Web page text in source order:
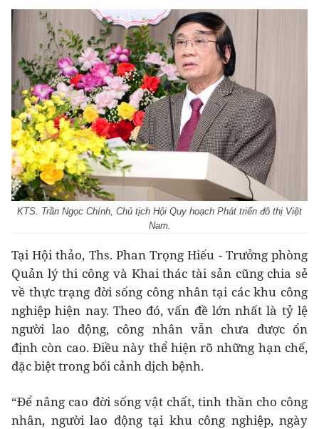
KTS. Trần Ngọc Chính, Chủ tịch Hội Quy hoạch Phát triển đô thị Việt
Nam.
Tại Hội thảo, Ths. Phan Trọng Hiếu - Trưởng phòng
Quản lý thi công và Khai thác tài sản cũng chia sẻ
về thực trạng đời sống công nhân tại các khu công
nghiệp hiện nay. Theo đó, vấn đề lớn nhất là tỷ lệ
người lao động, công nhân vẫn chưa được ổn
định còn cao. Điều này thể hiện rõ những hạn chế,
đặc biệt trong bối cảnh dịch bệnh.
“Để nâng cao đời sống vật chất, tinh thần cho công
nhân, người lao động tại khu công nghiệp, ngày